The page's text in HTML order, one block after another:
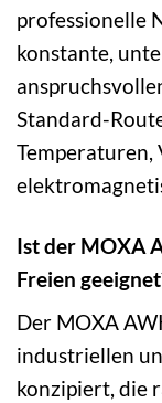
professionelle
konstante,
Standard-
Ist der MOXA
Freien
Der MOXA
industriellen
konzipiert, die